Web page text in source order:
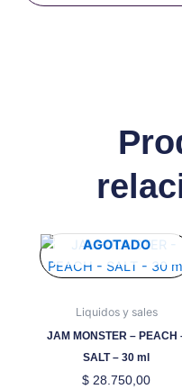
AGOTADO
Liquidos y sales
JAM MONSTER – PEACH
SALT – 30 ml
$ 28.750,00
Este
producto
múltiples
variantes.
Las
opciones